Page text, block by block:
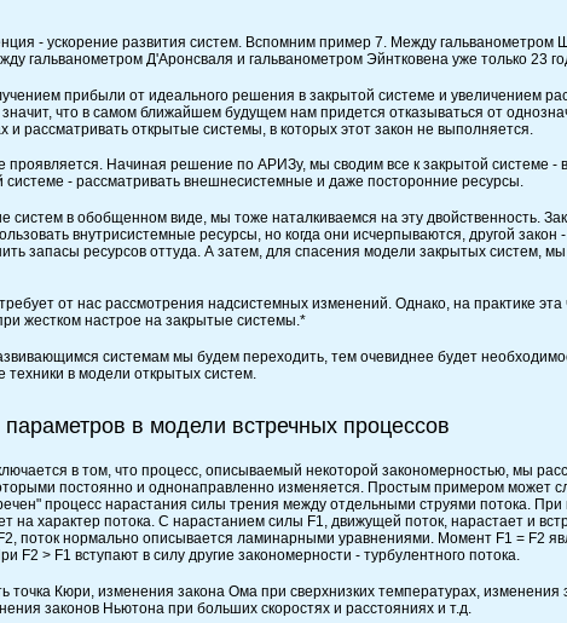
- ускорение развития систем. Вспомним пример 7. Между гальванометром
гальванометром Д'Аронсваля и гальванометром Эйнтковена уже только 23
прибыли от идеального решения в закрытой системе и увеличением
что в самом ближайшем будущем нам придется отказываться от
и рассматривать открытые системы, в которых этот закон не выполняется.
Начиная решение по АРИЗу, мы сводим все к закрытой системе -
системе - рассматривать внешнесистемные и даже посторонние ресурсы.
систем в обобщенном виде, мы тоже наталкиваемся на эту двойственность.
внутрисистемные ресурсы, но когда они исчерпываются, другой закон
запасы ресурсов оттуда. А затем, для спасения модели закрытых систем,
от нас рассмотрения надсистемных изменений. Однако, на практике эта
жестком настрое на закрытые системы.*
системам мы будем переходить, тем очевиднее будет
техники в модели открытых систем.
в модели встречных процессов
в том, что процесс, описываемый некоторой закономерностью, мы
постоянно и однонаправленно изменяется. Простым примером может
процесс нарастания силы трения между отдельными струями потока.
на характер потока. С нарастанием силы F1, движущей поток, нарастает и
поток нормально описывается ламинарными уравнениями. Момент F1 = F2
F2 > F1 вступают в силу другие закономерности - турбулентного потока.
точка Кюри, изменения закона Ома при сверхнизких температурах,
законов Ньютона при больших скоростях и расстояниях и т.д.